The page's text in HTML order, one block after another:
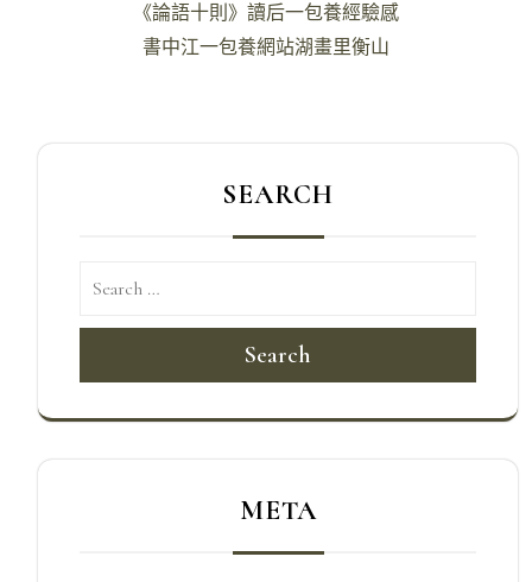
《論語十則》讀后一包養經驗感
書中江一包養網站湖畫里衡山
SEARCH
Search
META